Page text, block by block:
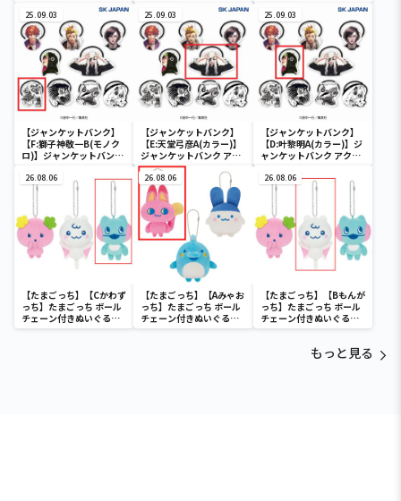
25.09.03
【ジャンケットバンク】
【F:獅子神敬一B(モノク
ロ)】ジャンケットバンク
25.09.03
【ジャンケットバンク】
【E:天堂弓彦A(カラー)】
ジャンケットバンク アク
リルヘアゴム
25.09.03
【ジャンケットバンク】
【D:叶黎明A(カラー)】ジ
ャンケットバンク アクリ
26.08.06
【たまごっち】【Cかわず
っち】たまごっち ボール
チェーン付きぬいぐるみ
～Tamagotchi
26.08.06
【たまごっち】【Aみゃお
っち】たまごっち ボール
チェーン付きぬいぐるみ
～Tamagotchi
26.08.06
【たまごっち】【Bもんが
っち】たまごっち ボール
チェーン付きぬいぐるみ
～Tamagotchi
もっと見る